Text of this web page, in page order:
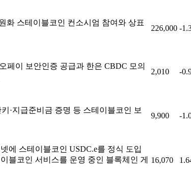
화 스테이블코인 컨소시엄 참여와 상표
226,000 -
페이 보안인증 공급과 한은 CBDC 모의
2,010 -
·지급준비금 증명 등 스테이블코인 보
9,900 -
에 스테이블코인 USDC.e를 정식 도입
블코인 서비스를 운영 중인 블록체인 게
16,070